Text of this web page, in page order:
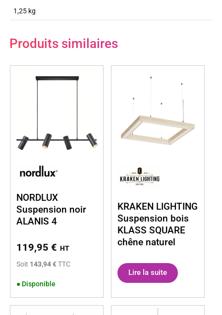
1,25 kg
Produits similaires
NORDLUX
Suspension noir
ALANIS 4
119,95 € HT
Soit 143,94 €TTC
● Disponible
KRAKEN LIGHTING
Suspension bois
KLASS SQUARE
chêne naturel
Lire la suite